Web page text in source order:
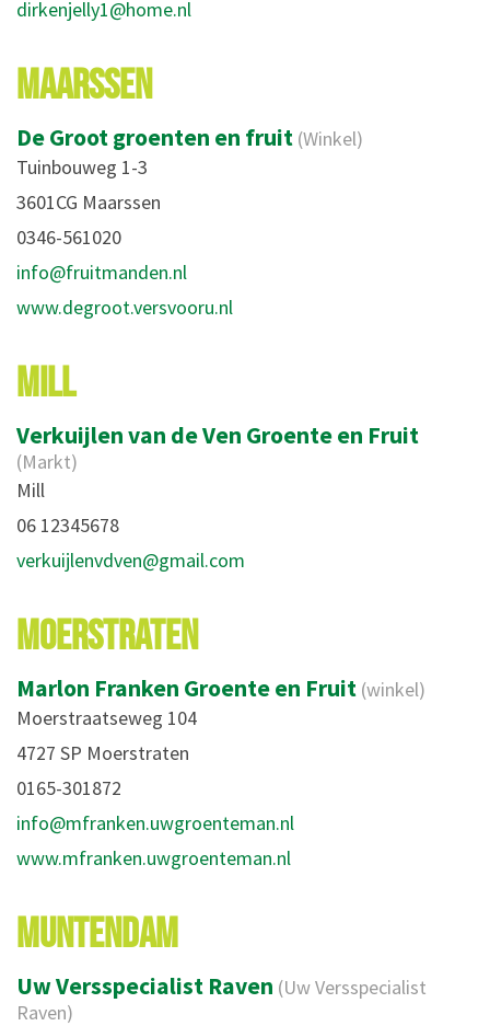
dirkenjelly1@home.nl
MAARSSEN
De Groot groenten en fruit (Winkel)
Tuinbouweg 1-3
3601CG Maarssen
0346-561020
info@fruitmanden.nl
www.degroot.versvooru.nl
MILL
Verkuijlen van de Ven Groente en Fruit
(Markt)
Mill
06 12345678
verkuijlenvdven@gmail.com
MOERSTRATEN
Marlon Franken Groente en Fruit (winkel)
Moerstraatseweg 104
4727 SP Moerstraten
0165-301872
info@mfranken.uwgroenteman.nl
www.mfranken.uwgroenteman.nl
MUNTENDAM
Uw Versspecialist Raven (Uw Versspecialist
Raven)